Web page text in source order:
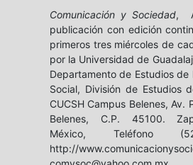
Comunicación y Sociedad,
publicación con edición
primeros tres miércoles de
por la Universidad de
Departamento de Estudios de
Social, División de Estudios
CUCSH Campus Belenes, Av.
Belenes, C.P. 45100.
México, Teléfono (52-
http://